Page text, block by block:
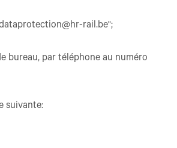
rail.be";
bureau, par téléphone au numéro
suivante: